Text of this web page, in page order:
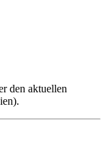
den aktuellen